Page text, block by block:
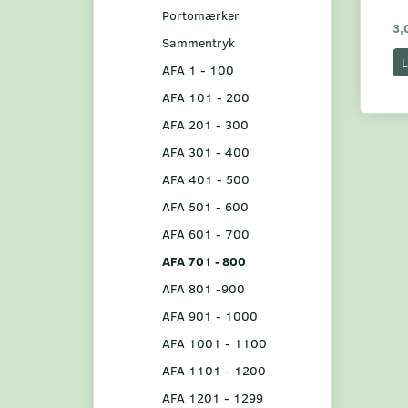
Portomærker
Sammentryk
AFA 1 - 100
AFA 101 - 200
AFA 201 - 300
AFA 301 - 400
AFA 401 - 500
AFA 501 - 600
AFA 601 - 700
AFA 701 - 800
AFA 801 -900
AFA 901 - 1000
AFA 1001 - 1100
AFA 1101 - 1200
AFA 1201 - 1299